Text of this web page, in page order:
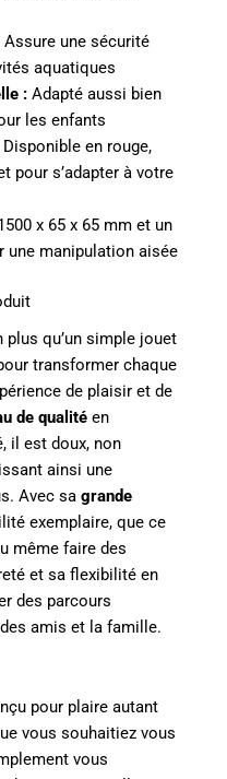
Assure une sécurité
aquatiques
: Adapté aussi bien
les enfants
Disponible en rouge,
pour s’adapter à votre
x 65 x 65 mm et un
une manipulation aisée
qu’un simple jouet
transformer chaque
de plaisir et de
de qualité en
il est doux, non
ainsi une
Avec sa grande
exemplaire, que ce
même faire des
et sa flexibilité en
des parcours
amis et la famille.
pour plaire autant
vous souhaitiez vous
vous